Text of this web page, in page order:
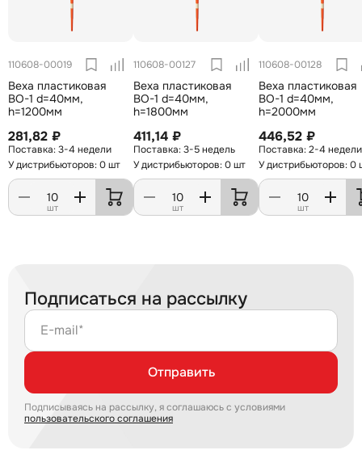
110608-00019
Веха пластиковая
ВО-1 d=40мм,
h=1200мм
281,82 ₽
3-4 недели
У дистрибьюторов: 0 шт
шт
110608-00127
Веха пластиковая
ВО-1 d=40мм,
h=1800мм
411,14 ₽
3-5 недель
У дистрибьюторов: 0 шт
шт
110608-00128
Веха пластиковая
ВО-1 d=40мм,
h=2000мм
446,52 ₽
2-4 недели
У дистрибьюторов: 0
шт
Подписаться на рассылку
E-mail*
Отправить
Подписываясь на рассылку, я соглашаюсь с условиями
пользовательского соглашения